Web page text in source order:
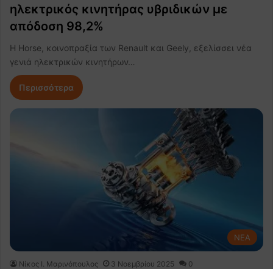
ηλεκτρικός κινητήρας υβριδικών με
απόδοση 98,2%
Η Horse, κοινοπραξία των Renault και Geely, εξελίσσει νέα
γενιά ηλεκτρικών κινητήρων…
Περισσότερα
NEA
Nίκος Ι. Mαρινόπουλος 3 Νοεμβρίου 2025 0